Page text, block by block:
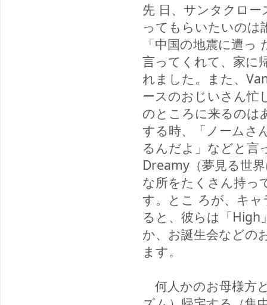
先 日、サンタクロ
ってもらいたいのは
「中国の地震に遭
言ってくれて、家に
れました。また、
ースのおじいさん忙
のところに来るの
する時、「ノームさ
るんだよ」などと言
Dreamy（夢見る世
な所をたくさん持っ
す。とこ ろが、キ
ると、彼らは「High
か、お誕生会などの
ます。
何人かのお母様方